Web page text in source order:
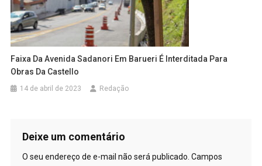
Faixa Da Avenida Sadanori Em Barueri É Interditada Para
Obras Da Castello
14 de abril de 2023 Redação
Deixe um comentário
O seu endereço de e-mail não será publicado. Campos